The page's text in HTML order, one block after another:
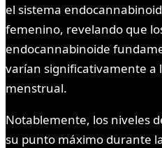
el sistema
femenino, revelando que
endocannabinoide
varían significativamente a
menstrual.
Notablemente, los niveles
su punto máximo durante